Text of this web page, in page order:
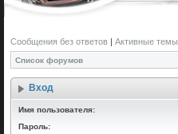
Сообщения без ответов | Активные темы
Список форумов
Вход
Имя пользователя:
Пароль: